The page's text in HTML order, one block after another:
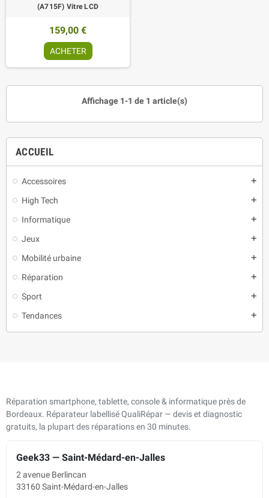
ACCUEIL
Accessoires add
High Tech add
Informatique add
Jeux add
Mobilité urbaine add
Réparation add
Sport add
Tendances add
(A715F) Vitre LCD
159,00 €
ACHETER
Affichage 1-1 de 1 article(s)
Réparation smartphone, tablette, console & informatique près de
Bordeaux. Réparateur labellisé QualiRépar — devis et diagnostic
gratuits, la plupart des réparations en 30 minutes.
Geek33 — Saint-Médard-en-Jalles
2 avenue Berlincan
33160 Saint-Médard-en-Jalles